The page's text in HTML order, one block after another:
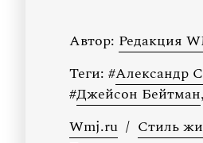
Автор: Редакция
Теги: #Александр
#Джейсон Бейтман,
Wmj.ru / Стиль